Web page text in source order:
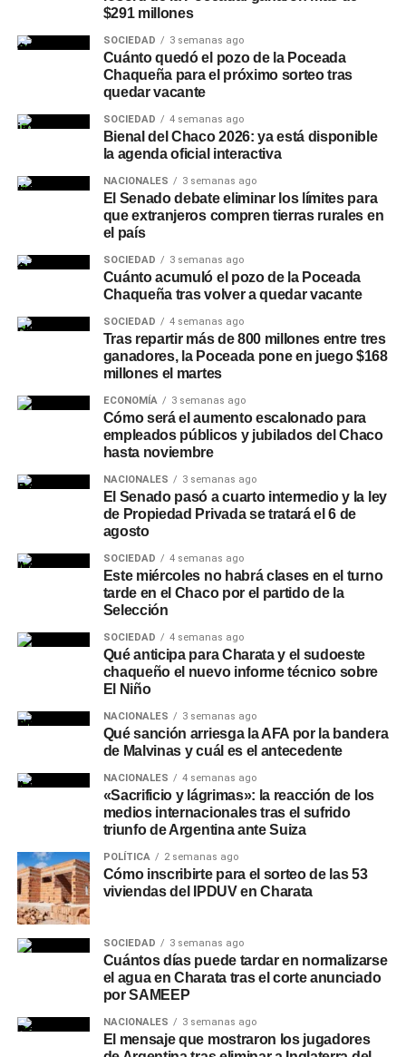
marco de la articulación que se da entre el Poder
Ejecutivo y el órgano de justicia, tanto municipal como
provincial. Esa mirada conjunta fue uno de los ejes
centrales del encuentro, que buscó ordenar los próximos
prevención vial.
Quiénes participaron del
encuentro
De la reunión participaron el intendente de Charata,
Rubén Rach ; la jueza de Faltas Provincial, Eliana López
Piccilli; la jueza de Faltas Municipal, Gimena Vázquez; el
director de Zona Interior Charata, Antonio Rudaz; el
secretario de Tránsito, Carlos Aoad; el jefe del 911, Juan
Antonio Cabrera; el representante de Policía Caminera,
Mario Sosa, y el presidente del Concejo Municipal,
Alejandro Barcala.
noticias de CharataenCharataChaco.Net.
$291 millones
SOCIEDAD 3 semanas ago
Cuánto quedó el pozo de la Poceada
Chaqueña para el próximo sorteo tras
quedar vacante
SOCIEDAD 4 semanas ago
Bienal del Chaco 2026: ya está disponible
la agenda oficial interactiva
NACIONALES 3 semanas ago
El Senado debate eliminar los límites para
que extranjeros compren tierras rurales en
el país
SOCIEDAD 3 semanas ago
Cuánto acumuló el pozo de la Poceada
Chaqueña tras volver a quedar vacante
SOCIEDAD 4 semanas ago
Tras repartir más de 800 millones entre tres
ganadores, la Poceada pone en juego $168
millones el martes
ECONOMÍA 3 semanas ago
Cómo será el aumento escalonado para
empleados públicos y jubilados del Chaco
hasta noviembre
NACIONALES 3 semanas ago
El Senado pasó a cuarto intermedio y la ley
de Propiedad Privada se tratará el 6 de
agosto
SOCIEDAD 4 semanas ago
Este miércoles no habrá clases en el turno
tarde en el Chaco por el partido de la
Selección
SOCIEDAD 4 semanas ago
Qué anticipa para Charata y el sudoeste
chaqueño el nuevo informe técnico sobre
El Niño
NACIONALES 3 semanas ago
Qué sanción arriesga la AFA por la bandera
de Malvinas y cuál es el antecedente
NACIONALES 4 semanas ago
«Sacrificio y lágrimas»: la reacción de los
medios internacionales tras el sufrido
triunfo de Argentina ante Suiza
POLÍTICA 2 semanas ago
Cómo inscribirte para el sorteo de las 53
viviendas del IPDUV en Charata
SOCIEDAD 3 semanas ago
Cuántos días puede tardar en normalizarse
el agua en Charata tras el corte anunciado
por SAMEEP
NACIONALES 3 semanas ago
El mensaje que mostraron los jugadores